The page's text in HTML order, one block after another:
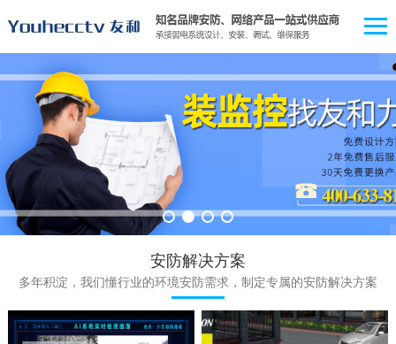
安防解决方案
多年积淀，我们懂行业的环境安防需求，制定专属的安防解决方案